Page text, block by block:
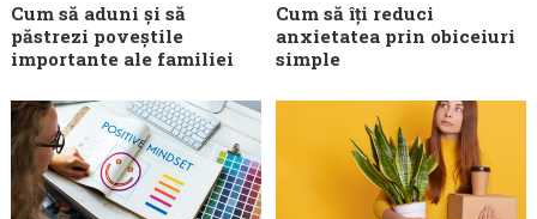
Cum să aduni și să
păstrezi poveștile
importante ale familiei
Cum să îți reduci
anxietatea prin obiceiuri
simple